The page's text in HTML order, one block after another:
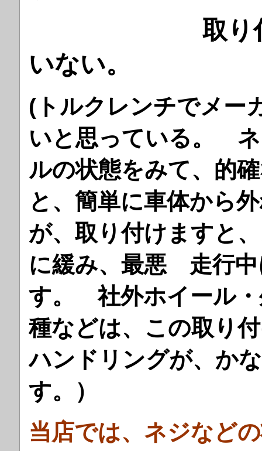
取り付けの
いない。
(トルクレンチでメー
いと思っている。 ネ
ルの状態をみて、的
と、簡単に車体から
が、取り付けますと
に緩み、最悪 走行
す。 社外ホイール・
種などは、この取り
ハンドリングが、か
す。）
当店では、ネジなど